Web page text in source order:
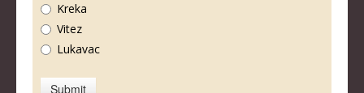
Kreka
Vitez
Lukavac